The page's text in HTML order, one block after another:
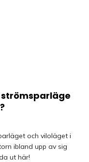
och viloläget i
ibland upp av sig
ut här!